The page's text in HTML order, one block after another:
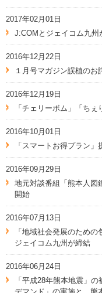
2017年02月01日
J:COMとジェイコム九
2016年12月22日
１月号マガジン誤植のお
2016年12月19日
「チェリーボム」「ち
2016年10月01日
「スマートお得プラン
2016年09月29日
地元対談番組「熊本人図
開始
2016年07月13日
「地域社会発展のため
ジェイコム九州が締結
2016年06月24日
「平成28年熊本地震」